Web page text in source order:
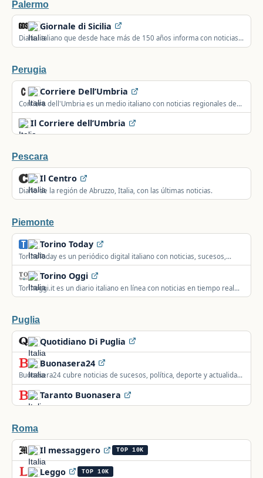
Palermo
Giornale di Sicilia
Diario italiano que desde hace más de 150 años informa con noticias
de Sicilia.
Perugia
Corriere Dell’Umbria
Corriere dell'Umbria es un medio italiano con noticias regionales de
política, deporte y actualidad de Umbría.
Il Corriere dell’Umbria
Pescara
Il Centro
Diario de la región de Abruzzo, Italia, con las últimas noticias.
Piemonte
Torino Today
TorinoToday es un periódico digital italiano con noticias, sucesos,
deporte y cultura de los barrios de Turín.
Torino Oggi
Torinoggi.it es un diario italiano en línea con noticias en tiempo real
de Turín sobre actualidad, política y eventos.
Puglia
Quotidiano Di Puglia
Buonasera24
Buonasera24 cubre noticias de sucesos, política, deporte y actualidad
de Tarento, Bari, Bat, Lecce y Brindisi, en Italia.
Taranto Buonasera
Roma
Il messaggero TOP 10K
Leggo TOP 10K